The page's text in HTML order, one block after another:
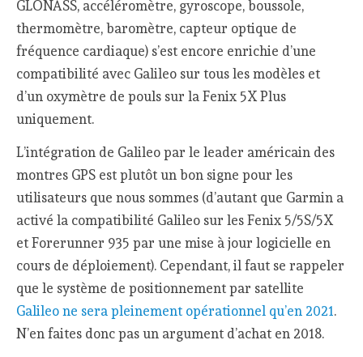
GLONASS, accéléromètre, gyroscope, boussole,
thermomètre, baromètre, capteur optique de
fréquence cardiaque) s’est encore enrichie d’une
compatibilité avec Galileo sur tous les modèles et
d’un oxymètre de pouls sur la Fenix 5X Plus
uniquement.
L’intégration de Galileo par le leader américain des
montres GPS est plutôt un bon signe pour les
utilisateurs que nous sommes (d’autant que Garmin a
activé la compatibilité Galileo sur les Fenix 5/5S/5X
et Forerunner 935 par une mise à jour logicielle en
cours de déploiement). Cependant, il faut se rappeler
que le système de positionnement par satellite
Galileo ne sera pleinement opérationnel qu’en 2021.
N’en faites donc pas un argument d’achat en 2018.